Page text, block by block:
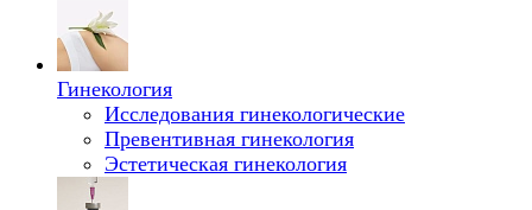
Гинекология
Исследования гинекологические
Превентивная гинекология
Эстетическая гинекология